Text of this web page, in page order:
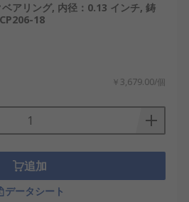
アリング, 内径：0.13 インチ, 鋳
18
￥3,679.00/個
追加
データシート